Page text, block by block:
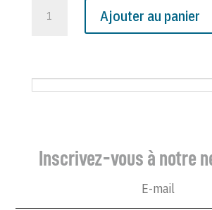
du
27
Ajouter au panier
Inscrivez-vous à notre